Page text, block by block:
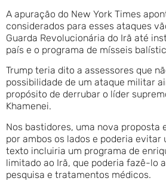
A apuração do New York Times
considerados para esses ataques
Guarda Revolucionária do Irã até
país e o programa de mísseis
Trump teria dito a assessores que
possibilidade de um ataque militar
propósito de derrubar o líder
Khamenei.
Nos bastidores, uma nova proposta
por ambos os lados e poderia evitar
texto incluiria um programa de
limitado ao Irã, que poderia fazê-lo
pesquisa e tratamentos médicos.